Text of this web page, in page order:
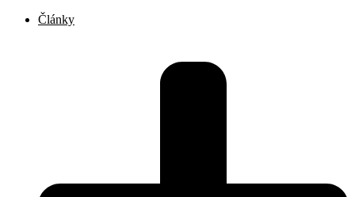
Články